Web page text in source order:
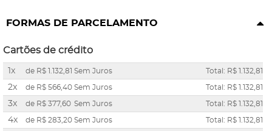
FORMAS DE PARCELAMENTO
Cartões de crédito
1x de R$ 1.132,81 Sem Juros Total: R$ 1.132,81
2x de R$ 566,40 Sem Juros Total: R$ 1.132,81
3x de R$ 377,60 Sem Juros Total: R$ 1.132,81
4x de R$ 283,20 Sem Juros Total: R$ 1.132,81